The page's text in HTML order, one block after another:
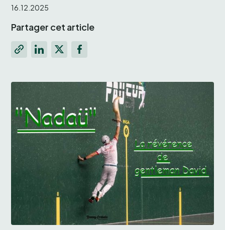
16.12.2025
Partager cet article